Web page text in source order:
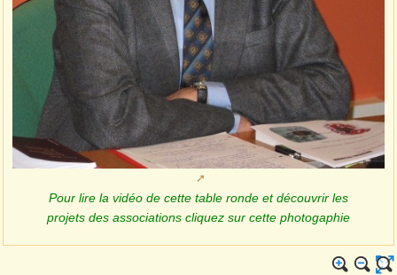
Pour lire la vidéo de cette table ronde et découvrir les
projets des associations cliquez sur cette photogaphie